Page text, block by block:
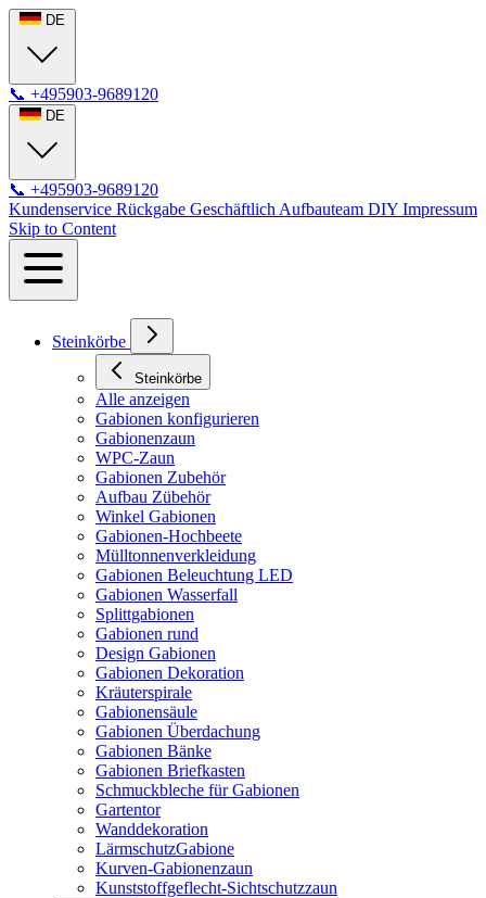
DE
📞 +495903-9689120
DE
📞 +495903-9689120
Kundenservice Rückgabe Geschäftlich Aufbauteam DIY Impressum
Skip to Content
Steinkörbe
Steinkörbe
Alle anzeigen
Gabionen konfigurieren
Gabionenzaun
WPC-Zaun
Gabionen Zubehör
Aufbau Zübehör
Winkel Gabionen
Gabionen-Hochbeete
Mülltonnenverkleidung
Gabionen Beleuchtung LED
Gabionen Wasserfall
Splittgabionen
Gabionen rund
Design Gabionen
Gabionen Dekoration
Kräuterspirale
Gabionensäule
Gabionen Überdachung
Gabionen Bänke
Gabionen Briefkasten
Schmuckbleche für Gabionen
Gartentor
Wanddekoration
LärmschutzGabione
Kurven-Gabionenzaun
Kunststoffgeflecht-Sichtschutzzaun